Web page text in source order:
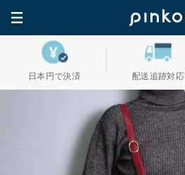
日本円で決済 配送追跡対応